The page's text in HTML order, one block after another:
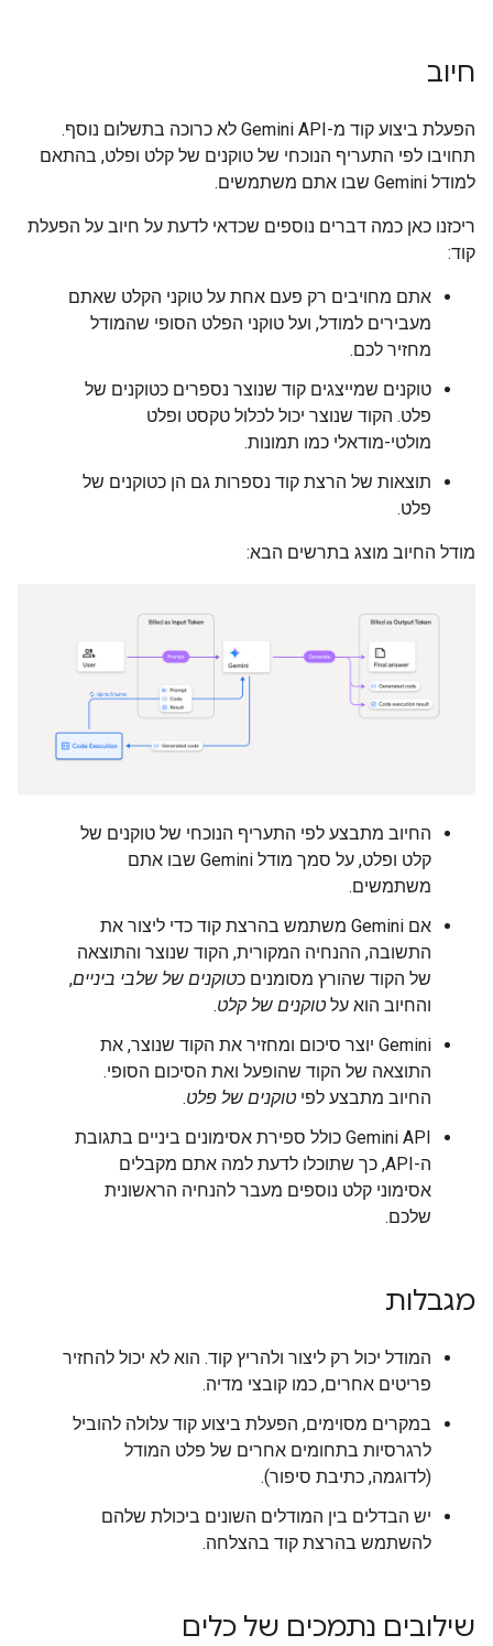
חיוב
הפעלת ביצוע קוד מ-Gemini API לא כרוכה בתשלום נוסף.
תחויבו לפי התעריף הנוכחי של טוקנים של קלט ופלט, בהתאם
למודל Gemini שבו אתם משתמשים.
ריכזנו כאן כמה דברים נוספים שכדאי לדעת על חיוב על הפעלת
קוד:
אתם מחויבים רק פעם אחת על טוקני הקלט שאתם
מעבירים למודל, ועל טוקני הפלט הסופי שהמודל
מחזיר לכם.
טוקנים שמייצגים קוד שנוצר נספרים כטוקנים של
פלט. הקוד שנוצר יכול לכלול טקסט ופלט
מולטי-מודאלי כמו תמונות.
תוצאות של הרצת קוד נספרות גם הן כטוקנים של
פלט.
מודל החיוב מוצג בתרשים הבא:
החיוב מתבצע לפי התעריף הנוכחי של טוקנים של
קלט ופלט, על סמך מודל Gemini שבו אתם
משתמשים.
אם Gemini משתמש בהרצת קוד כדי ליצור את
התשובה, ההנחיה המקורית, הקוד שנוצר והתוצאה
של הקוד שהורץ מסומנים כטוקנים של שלבי ביניים,
והחיוב הוא על טוקנים של קלט.
‫Gemini יוצר סיכום ומחזיר את הקוד שנוצר, את
התוצאה של הקוד שהופעל ואת הסיכום הסופי.
החיוב מתבצע לפי טוקנים של פלט.
‫Gemini API כולל ספירת אסימונים ביניים בתגובת
ה-API, כך שתוכלו לדעת למה אתם מקבלים
אסימוני קלט נוספים מעבר להנחיה הראשונית
שלכם.
מגבלות
המודל יכול רק ליצור ולהריץ קוד. הוא לא יכול להחזיר
פריטים אחרים, כמו קובצי מדיה.
במקרים מסוימים, הפעלת ביצוע קוד עלולה להוביל
לרגרסיות בתחומים אחרים של פלט המודל
(לדוגמה, כתיבת סיפור).
יש הבדלים בין המודלים השונים ביכולת שלהם
להשתמש בהרצת קוד בהצלחה.
שילובים נתמכים של כלים